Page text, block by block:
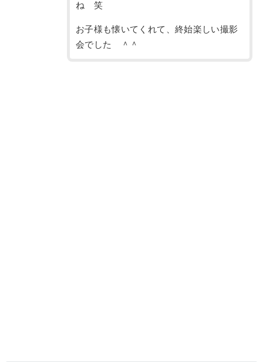
ね 笑
お子様も懐いてくれて、終始楽しい撮影
会でした ＾＾